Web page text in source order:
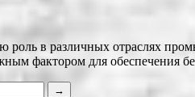
в различных отраслях
фактором для обеспечения